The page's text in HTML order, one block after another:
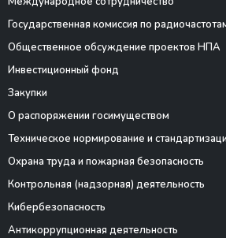
Государственная комиссия по
Общественное обсуждение проектов НПА
Инвестиционный фонд
Закупки
О распоряжении госимуществом
Техническое нормирование и
Охрана труда и пожарная безопасность
Контрольная (надзорная) деятельность
Кибербезопасность
Антикоррупционная деятельность